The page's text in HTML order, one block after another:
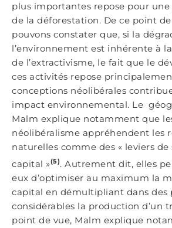
plus importantes repose pour
de la déforestation. De ce point
pouvons constater que, si la
l’environnement est inhérente à
de l’extractivisme, le fait que le
ces activités repose
conceptions néolibérales
impact environnemental. Le
Malm explique notamment que
néolibéralisme appréhendent les
naturelles comme des « leviers
capital »(5). Autrement dit, elles
eux d’optimiser au maximum la
capital en démultipliant dans des
considérables la production d’un
point de vue, Malm explique